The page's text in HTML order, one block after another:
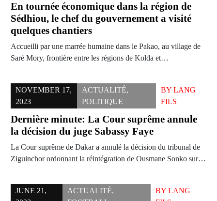
En tournée économique dans la région de
Sédhiou, le chef du gouvernement a visité
quelques chantiers
Accueilli par une marrée humaine dans le Pakao, au village de
Saré Mory, frontière entre les régions de Kolda et…
NOVEMBER 17,
2023
ACTUALITÉ,
POLITIQUE
BY LANG
FILS
Dernière minute: La Cour suprême annule
la décision du juge Sabassy Faye
La Cour suprême de Dakar a annulé la décision du tribunal de
Ziguinchor ordonnant la réintégration de Ousmane Sonko sur…
JUNE 21,
ACTUALITÉ,
BYLANG